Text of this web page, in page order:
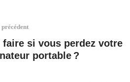
faire si vous perdez votre
portable ?